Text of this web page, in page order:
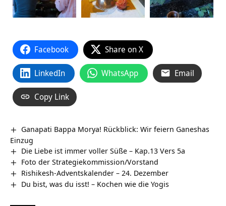
Facebook Share on X
LinkedIn WhatsApp Email
Copy Link
Ganapati Bappa Morya! Rückblick: Wir feiern Ganeshas
Einzug
Die Liebe ist immer voller Süße – Kap.13 Vers 5a
Foto der Strategiekommission/Vorstand
Rishikesh-Adventskalender – 24. Dezember
Du bist, was du isst! – Kochen wie die Yogis